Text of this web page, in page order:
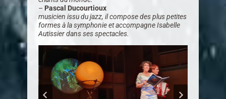
– Pascal Ducourtioux
musicien issu du jazz, il compose des plus petites
formes à la symphonie et accompagne Isabelle
Autissier dans ses spectacles.